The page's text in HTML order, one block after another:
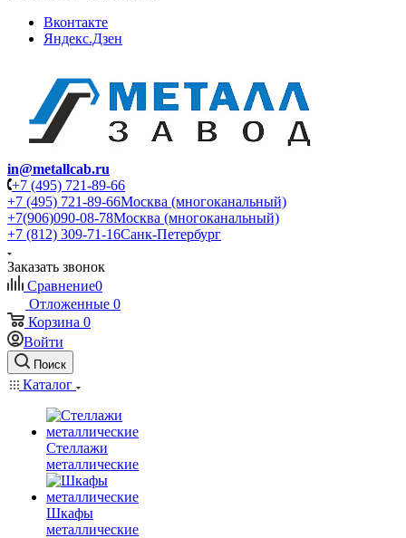
Вконтакте
Яндекс.Дзен
in@metallcab.ru
+7 (495) 721-89-66
+7 (495) 721-89-66Москва (многоканальный)
+7(906)090-08-78Москва (многоканальный)
+7 (812) 309-71-16Санк-Петербург
Заказать звонок
Сравнение0
Отложенные 0
Корзина 0
Войти
Поиск
Каталог
Стеллажи
металлические
Шкафы
металлические